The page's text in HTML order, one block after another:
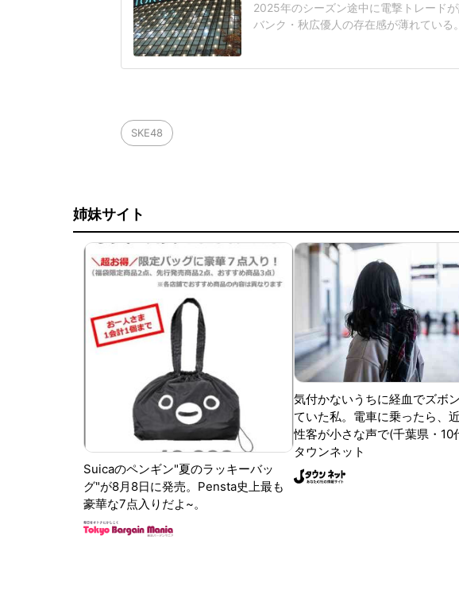
2025年のシーズン途中に電撃トレード
バンク・秋広優人の存在感が薄れてい
いリチャードはソフトバンク在籍時に
いた長打力を評価され、秋広優人、大
SKE48
姉妹サイト
Suicaのペンギン"夏のラッキーバッ
グ"が8月8日に発売。Pensta史上最も
豪華な7点入りだよ~。
気付かないうちに経血でズボ
ていた私。電車に乗ったら、
性客が小さな声で(千葉県・10
タウンネット